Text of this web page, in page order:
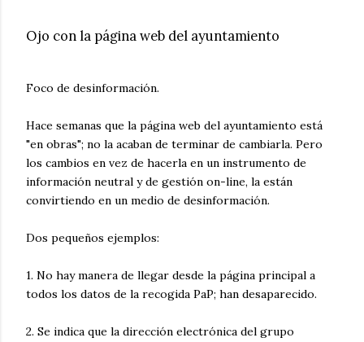
Ojo con la página web del ayuntamiento
Foco de desinformación.
Hace semanas que la página web del ayuntamiento está
"en obras"; no la acaban de terminar de cambiarla. Pero
los cambios en vez de hacerla en un instrumento de
información neutral y de gestión on-line, la están
convirtiendo en un medio de desinformación.
Dos pequeños ejemplos:
1. No hay manera de llegar desde la página principal a
todos los datos de la recogida PaP; han desaparecido.
2. Se indica que la dirección electrónica del grupo